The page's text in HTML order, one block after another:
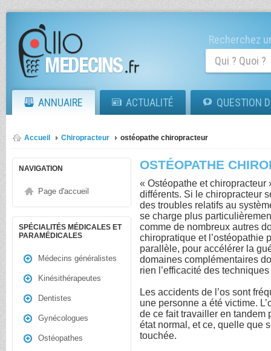
Recherchez
ANNUAIRE ACTUALITÉ QUESTION
Accueil Chiropracteur ostéopathe chiropracteur
NAVIGATION
Page d'accueil
SPÉCIALITÉS MÉDICALES ET
PARAMÉDICALES
Médecins généralistes
Kinésithérapeutes
Dentistes
Gynécologues
Ostéopathes
OSTÉOPATHE
« Ostéopathe et chiropracteur
différents. Si le chiropracteur
des troubles relatifs au
se charge plus
comme de nombreux autres
chiropratique et l’ostéopathie
parallèle, pour accélérer la
domaines complémentaires
rien l’efficacité des
Les accidents de l’os sont
une personne a été victime.
de ce fait travailler en tandem
état normal, et ce, quelle que
touchée.